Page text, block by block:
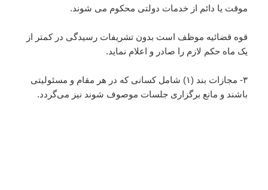
موقت یا دائم از خدمات دولتی محکوم می شوند.
قوه قضائیه موظف است بدون تشریفات رسیدگی در کمتر از
یک ماه حکم لازم را صادر و اعلام نماید.
۳- مجازات بند (۱) شامل کسانی که در هر مقام و مسئولیتی
باشند و مانع برگزاری جلسات موصوف شوند نیز می‌گردد.